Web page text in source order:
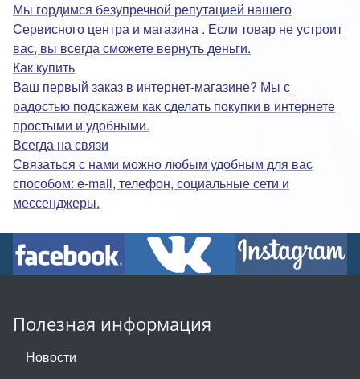
Мы гордимся безупречной репутацией нашего
Сервисного центра и магазина . Если товар не устроит
вас, вы всегда сможете вернуть деньги.
Как купить
Ваш первый заказ в интернет-магазине? Мы с
радостью подскажем как сделать покупки в интернете
простыми и удобными.
Всегда на связи
Связаться с нами можно любым удобным для вас
способом: e-mail, телефон, социальные сети и
мессенджеры.
Полезная информация
Новости